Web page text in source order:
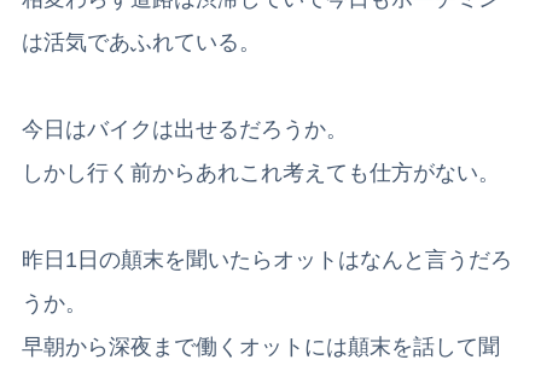
は活気であふれている。
今日はバイクは出せるだろうか。
しかし行く前からあれこれ考えても仕方がない。
昨日1日の顛末を聞いたらオットはなんと言うだろ
うか。
早朝から深夜まで働くオットには顛末を話して聞